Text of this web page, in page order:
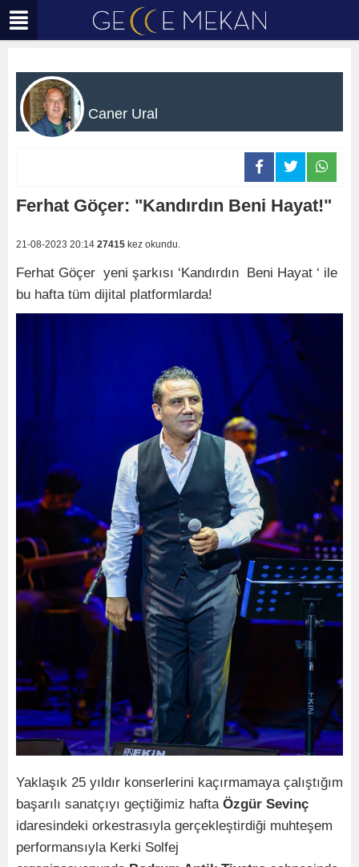
Caner Ural
Ferhat Göçer: "Kandırdın Beni Hayat!"
21-08-2023 20:14 27415 kez okundu.
Ferhat Göçer yeni şarkısı ‘Kandırdın Beni Hayat ‘ ile
bu hafta tüm dijital platformlarda!
Yaklaşık 25 yıldır konserlerini kaçırmamaya çalıştığım
başarılı sanatçıyı geçtiğimiz hafta Özgür Sevinç
idaresindeki orkestrasıyla gerçekleştirdiği muhteşem
performansıyla Kerki Solfej